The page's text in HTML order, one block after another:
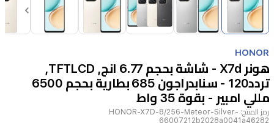
of
1
of
14
HONOR
هونر X7d - شاشة بحجم 6.77 انج, TFTLCD,
تردد120 - سنابدراجون 685 بطارية بحجم 6500
مللي امبير - بقوة 35 واط
رمز المنتج: HONOR-X7D-8/256-Meteor-Silver-
66007212b2028a0041a46282